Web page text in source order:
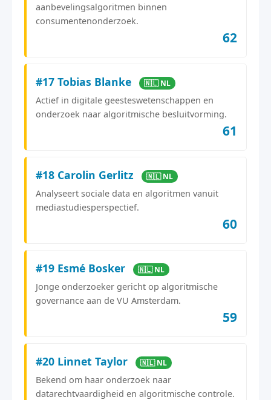
aanbevelingsalgoritmen binnen
consumentenonderzoek.
62
#17 Tobias Blanke 🇳🇱 NL
Actief in digitale geesteswetenschappen en
onderzoek naar algoritmische besluitvorming.
61
#18 Carolin Gerlitz 🇳🇱 NL
Analyseert sociale data en algoritmen vanuit
mediastudiesperspectief.
60
#19 Esmé Bosker 🇳🇱 NL
Jonge onderzoeker gericht op algoritmische
governance aan de VU Amsterdam.
59
#20 Linnet Taylor 🇳🇱 NL
Bekend om haar onderzoek naar
datarechtvaardigheid en algoritmische controle.